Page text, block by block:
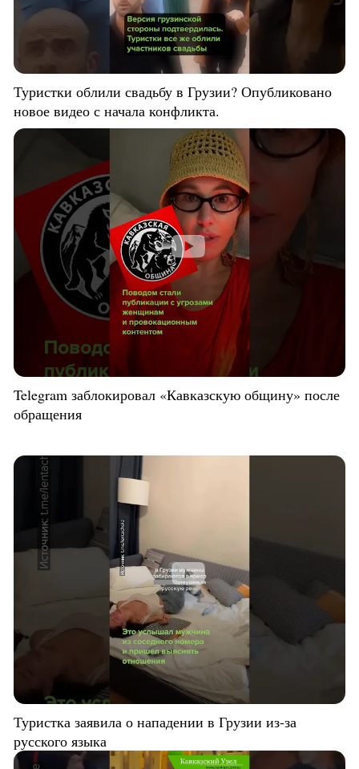
Туристки облили свадьбу в Грузии? Опубликовано
новое видео с начала конфликта.
Telegram заблокировал «Кавказскую общину» после
обращения
Туристка заявила о нападении в Грузии из-за
русского языка